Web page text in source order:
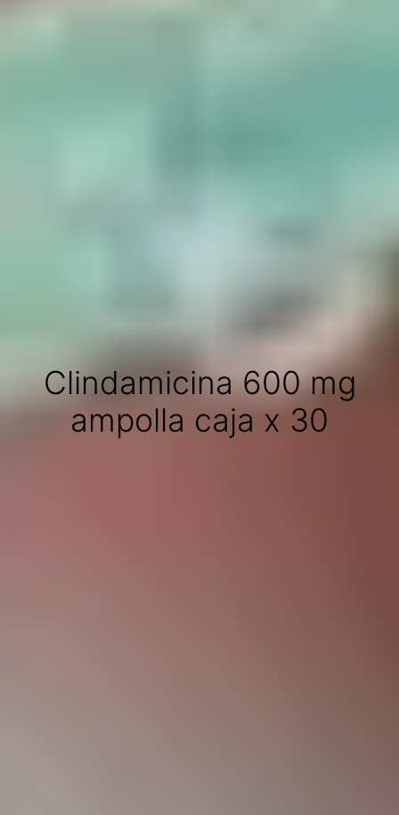
Clindamicina 600 mg
ampolla caja x 30